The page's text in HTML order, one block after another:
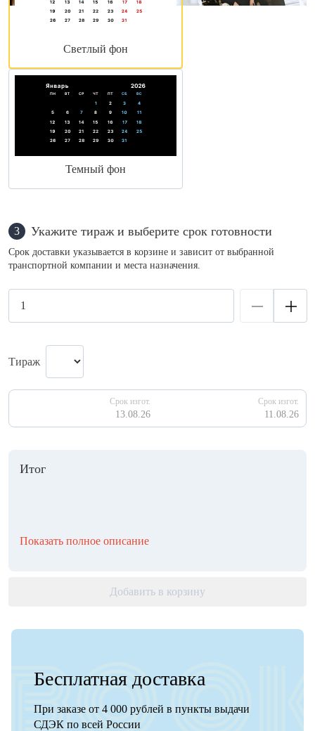
Светлый фон
Темный фон
3 Укажите тираж и выберите срок готовности
Срок доставки указывается в корзине и зависит от выбранной
транспортной компании и места назначения.
Тираж
Срок изгот.
13.08.26
Срок изгот.
11.08.26
Итог
Показать полное описание
Добавить в корзину
Бесплатная доставка
При заказе от 4 000 рублей в пункты выдачи
СДЭК по всей России